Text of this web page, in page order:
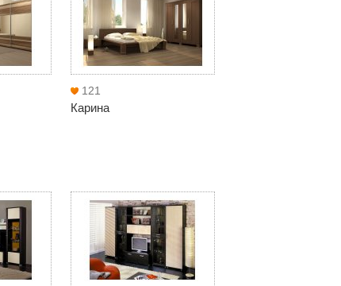
121
Карина